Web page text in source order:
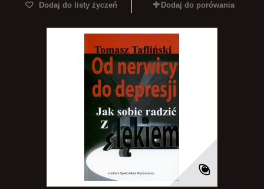
Dodaj do listy życzeń Dodaj do porówania